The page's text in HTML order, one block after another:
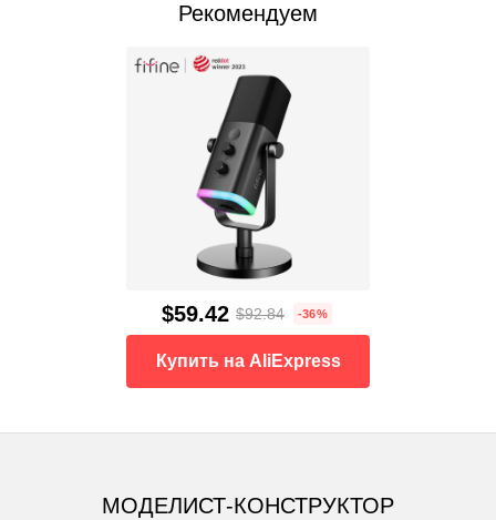
Рекомендуем
$59.42 $92.84 -36%
Купить на AliExpress
МОДЕЛИСТ-КОНСТРУКТОР